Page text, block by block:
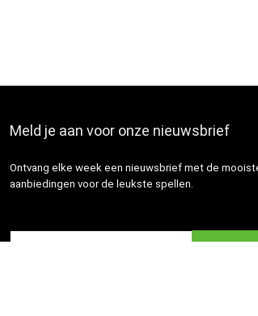
Meld je aan voor onze nieuwsbrief
Ontvang elke week een nieuwsbrief met de
aanbiedingen voor de leukste spellen.